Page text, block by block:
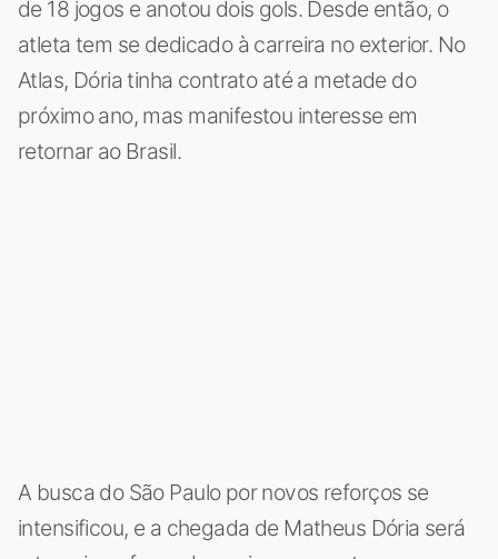
de 18 jogos e anotou dois gols. Desde então, o
atleta tem se dedicado à carreira no exterior. No
Atlas, Dória tinha contrato até a metade do
próximo ano, mas manifestou interesse em
retornar ao Brasil.
A busca do São Paulo por novos reforços se
intensificou, e a chegada de Matheus Dória será